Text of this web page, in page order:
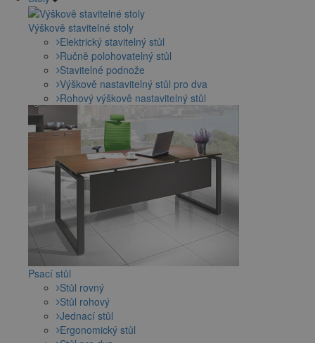
Výškově stavitelné stoly
Elektrický stavitelný stůl
Ručně polohovatelný stůl
Stavitelné podnože
Výškově nastavitelný stůl pro dva
Rohový výškově nastavitelný stůl
Psací stůl
Stůl rovný
Stůl rohový
Jednací stůl
Ergonomický stůl